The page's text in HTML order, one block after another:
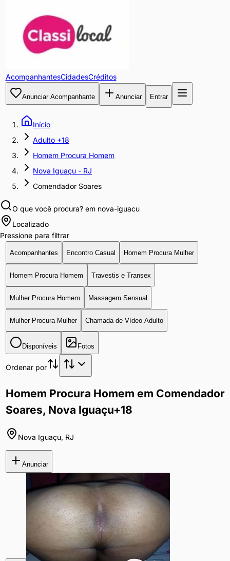
AcompanhantesCidadesCréditos
Anunciar Acompanhante Anunciar Entrar
Início
Adulto +18
Homem Procura Homem
Nova Iguaçu - RJ
Comendador Soares
O que você procura? em nova-iguacu
Localizado
Pressione para filtrar
Acompanhantes Encontro Casual Homem Procura Mulher
Homem Procura Homem Travestis e Transex
Mulher Procura Homem Massagem Sensual
Mulher Procura Mulher Chamada de Vídeo Adulto
Disponíveis Fotos
Ordenar por
Homem Procura Homem em Comendador
Soares, Nova Iguaçu+18
Nova Iguaçu, RJ
Anunciar